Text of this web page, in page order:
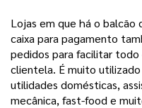
Lojas em que há o
caixa para pagamento
pedidos para facilitar
clientela. É muito
utilidades domésticas,
mecânica, fast-food e